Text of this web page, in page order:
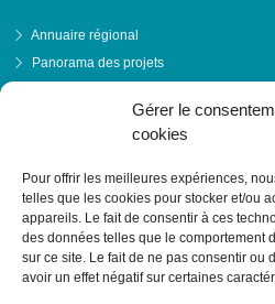
Gérer le
cookies
Pour offrir les meilleures expériences,
telles que les cookies pour stocker et/ou
appareils. Le fait de consentir à ces
des données telles que le comportement
sur ce site. Le fait de ne pas consentir ou
avoir un effet négatif sur certaines
Annuaire régional
Panorama des projets